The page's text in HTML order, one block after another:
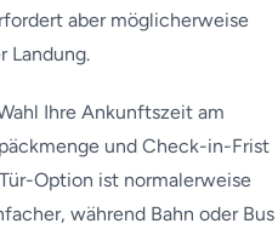
aber möglicherweise
Landung.
Ihre Ankunftszeit am
und Check-in-Frist
Option ist normalerweise
während Bahn oder Bus